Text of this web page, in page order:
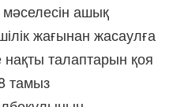
мәселесін ашық
жағынан жасаулға
нақты талаптарын қоя
тамыз